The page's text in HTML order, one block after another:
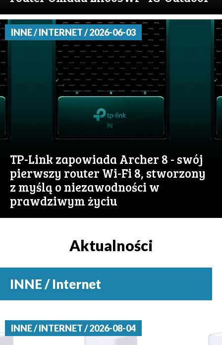
INNE / INTERNET / 2026-06-03
TP-Link zapowiada Archer 8 - swój
pierwszy router Wi-Fi 8, stworzony
z myślą o niezawodności w
prawdziwym życiu
Aktualności
INNE / Internet
INNE / INTERNET / 2026-08-04